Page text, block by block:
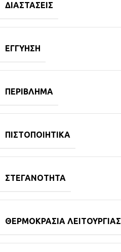
ΔΙΑΣΤΆΣΕΙΣ
ΕΓΓΎΗΣΗ
ΠΕΡΊΒΛΗΜΑ
ΠΙΣΤΟΠΟΙΗΤΙΚΆ
ΣΤΕΓΑΝΌΤΗΤΑ
ΘΕΡΜΟΚΡΑΣΊΑ ΛΕΙΤΟΥΡΓΊΑΣ